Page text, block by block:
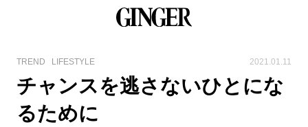
TREND LIFESTYLE 2021.01.11
チャンスを逃さないひとにな
るために